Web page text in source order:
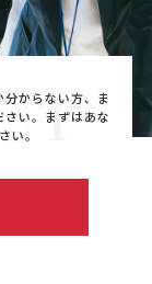
からない方、ま
い。まずはあな
い。